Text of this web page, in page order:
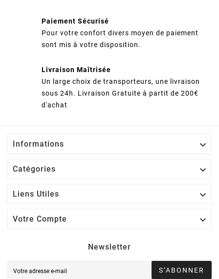
Paiement Sécurisé
Pour votre confort divers moyen de paiement
sont mis à votre disposition.
Livraison Maîtrisée
Un large choix de transporteurs, une livraison
sous 24h. Livraison Gratuite à partit de 200€
d'achat
Informations 
Catégories 
Liens Utiles 
Votre Compte 
Newsletter
S’ABONNER